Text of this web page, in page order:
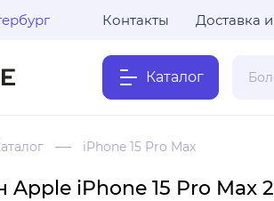
Контакты Доставка
Каталог
iPhone 15 Pro Max
Apple iPhone 15 Pro Max